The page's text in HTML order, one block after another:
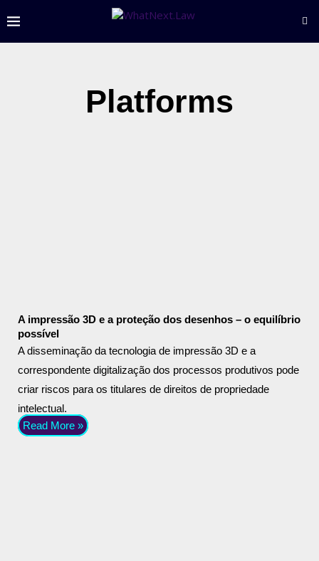
Platforms
A impressão 3D e a proteção dos desenhos – o equilíbrio
possível
A disseminação da tecnologia de impressão 3D e a
correspondente digitalização dos processos produtivos pode
criar riscos para os titulares de direitos de propriedade
intelectual.
Read More »